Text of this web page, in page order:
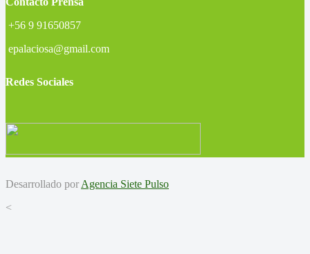
+56 9 91650857
epalaciosa@gmail.com
Redes Sociales
Desarrollado por Agencia Siete Pulso
<